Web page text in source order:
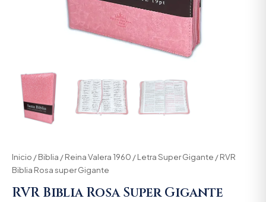
Inicio /Biblia /Reina Valera 1960 /Letra Super Gigante / RVR
Biblia Rosa super Gigante
RVR Biblia Rosa Super Gigante